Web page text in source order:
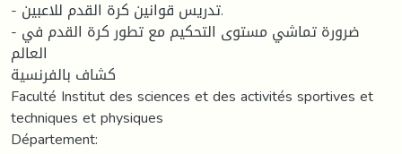
- تدريس قوانين كرة القدم للاعبين.
- ضرورة تماشي مستوى التحكيم مع تطور كرة القدم في
العالم
كشاف بالفرنسية
Faculté Institut des sciences et des activités sportives et
techniques et physiques
Département: